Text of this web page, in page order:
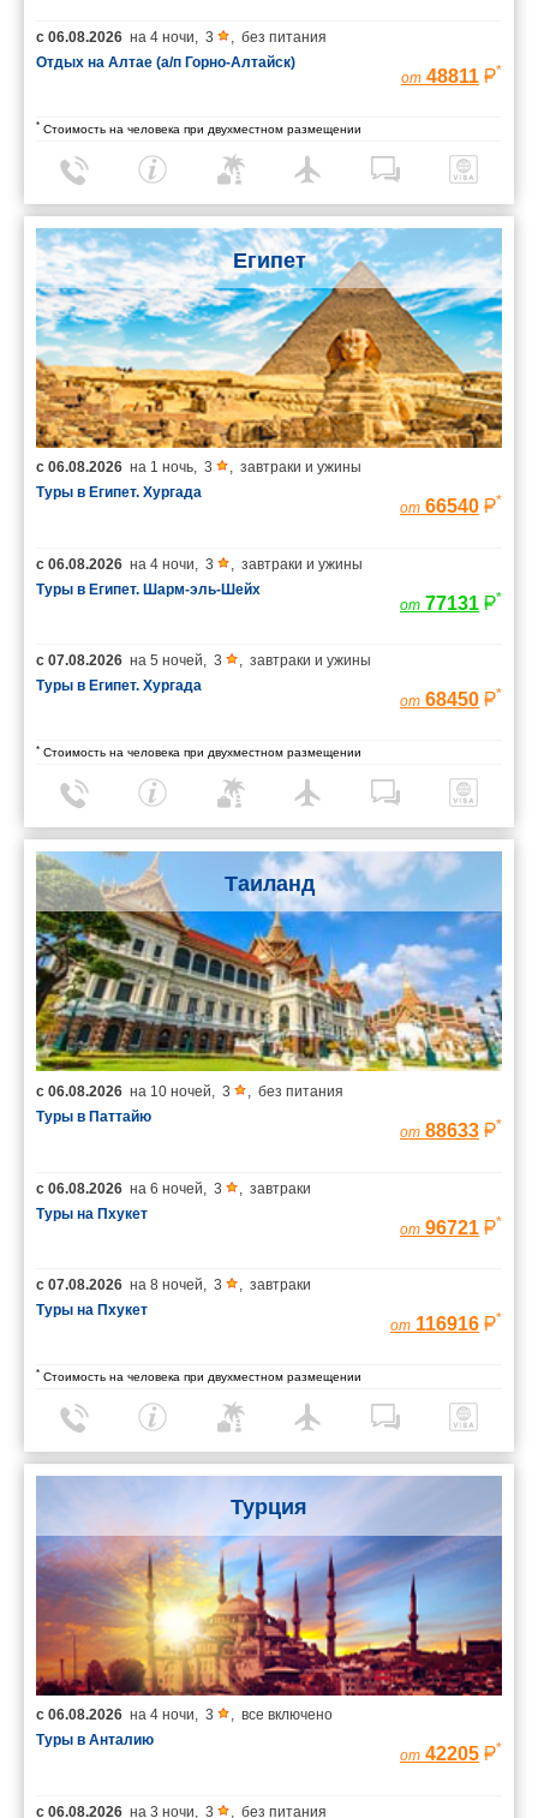
с 06.08.2026 на 4 ночи, 3 , без питания
Отдых на Алтае (а/п Горно-Алтайск)
от 48811 *
* Стоимость на человека при двухместном размещении
Египет
с 06.08.2026 на 1 ночь, 3 , завтраки и ужины
Туры в Египет. Хургада
от 66540 *
с 06.08.2026 на 4 ночи, 3 , завтраки и ужины
Туры в Египет. Шарм-эль-Шейх
от 77131 *
с 07.08.2026 на 5 ночей, 3 , завтраки и ужины
Туры в Египет. Хургада
от 68450 *
* Стоимость на человека при двухместном размещении
Таиланд
с 06.08.2026 на 10 ночей 3
без питания
Туры в Паттайю
от 88633 *
с 06.08.2026 на 6 ночей 3
завтраки
Туры на Пхукет
от 96721 *
с 07.08.2026 на 8 ночей 3
завтраки
Туры на Пхукет
от 116916 *
* Стоимость на человека при двухместном размещении
Турция
с 06.08.2026 на 4 ночи, 3 , все включено
Туры в Анталию
от 42205 *
с 06.08.2026 на 3 ночи, 3 , без питания